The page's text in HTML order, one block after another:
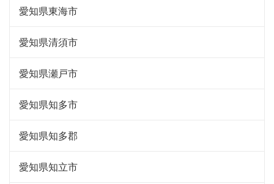
愛知県東海市
愛知県清須市
愛知県瀬戸市
愛知県知多市
愛知県知多郡
愛知県知立市